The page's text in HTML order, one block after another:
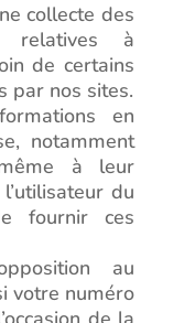
collecte des
relatives à
de certains
par nos sites.
en
notamment
à leur
du
fournir ces
au
votre numéro